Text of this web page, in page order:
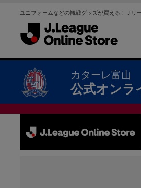
ユニフォームなどの観戦グッズが買える！Ｊリ
カターレ富山
公式オンラ